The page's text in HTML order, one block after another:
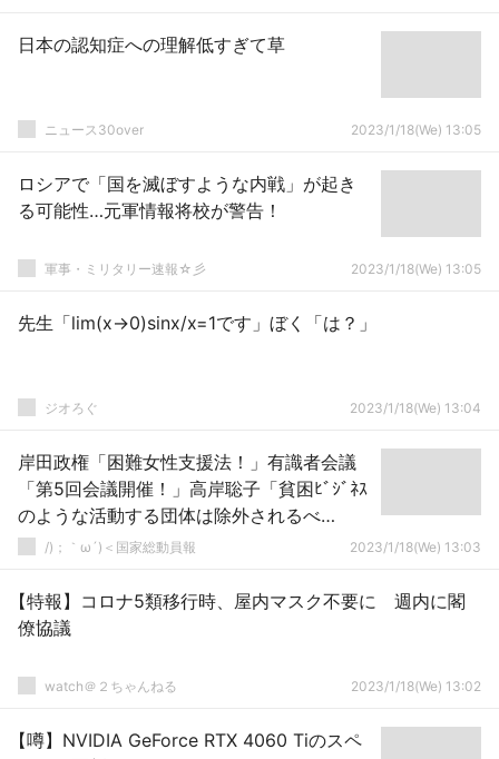
日本の認知症への理解低すぎて草
ニュース30over 2023/1/18(We) 13:05
ロシアで「国を滅ぼすような内戦」が起き
る可能性…元軍情報将校が警告！
軍事・ミリタリー速報☆彡 2023/1/18(We) 13:05
先生「lim(x→0)sinx/x=1です」ぼく「は？」
ジオろぐ 2023/1/18(We) 13:04
岸田政権「困難女性支援法！」有識者会議
「第5回会議開催！」高岸聡子「貧困ﾋﾞｼﾞﾈｽ
のような活動する団体は除外されるべ
き。」日本「有識者会議の良心！（最後の
/)；｀ω´)＜国家総動員報 2023/1/18(We) 13:03
【特報】コロナ5類移行時、屋内マスク不要に 週内に閣
僚協議
watch＠２ちゃんねる 2023/1/18(We) 13:02
【噂】NVIDIA GeForce RTX 4060 Tiのスペ